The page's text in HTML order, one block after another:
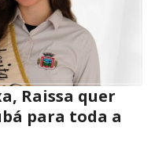
Raissa quer
para toda a